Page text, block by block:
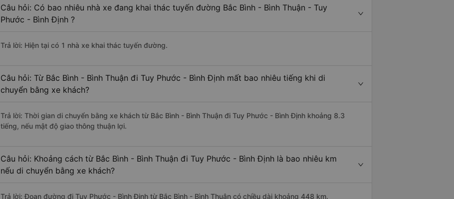
Câu hỏi: Có bao nhiêu nhà xe đang khai thác tuyến đường Bắc Bình - Bình Thuận - Tuy
Phước - Bình Định ?
Trả lời: Hiện tại có 1 nhà xe khai thác tuyến đường.
Câu hỏi: Từ Bắc Bình - Bình Thuận đi Tuy Phước - Bình Định mất bao nhiêu tiếng khi di
chuyển bằng xe khách?
Trả lời: Thời gian di chuyển bằng xe khách từ Bắc Bình - Bình Thuận đi Tuy Phước - Bình Định khoảng 8.3
tiếng, nếu mật độ giao thông thuận lợi.
Câu hỏi: Khoảng cách từ Bắc Bình - Bình Thuận đi Tuy Phước - Bình Định là bao nhiêu km
nếu di chuyển bằng xe khách?
Trả lời: Đoạn đường đi Tuy Phước - Bình Định từ Bắc Bình - Bình Thuận có chiều dài khoảng 448 km.